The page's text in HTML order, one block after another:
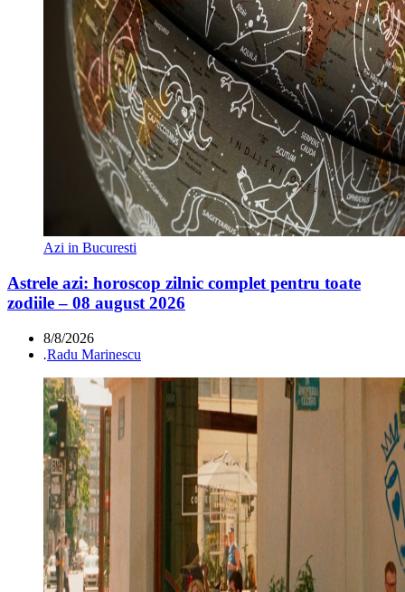
Azi in Bucuresti
Astrele azi: horoscop zilnic complet pentru toate
zodiile – 08 august 2026
8/8/2026
.Radu Marinescu